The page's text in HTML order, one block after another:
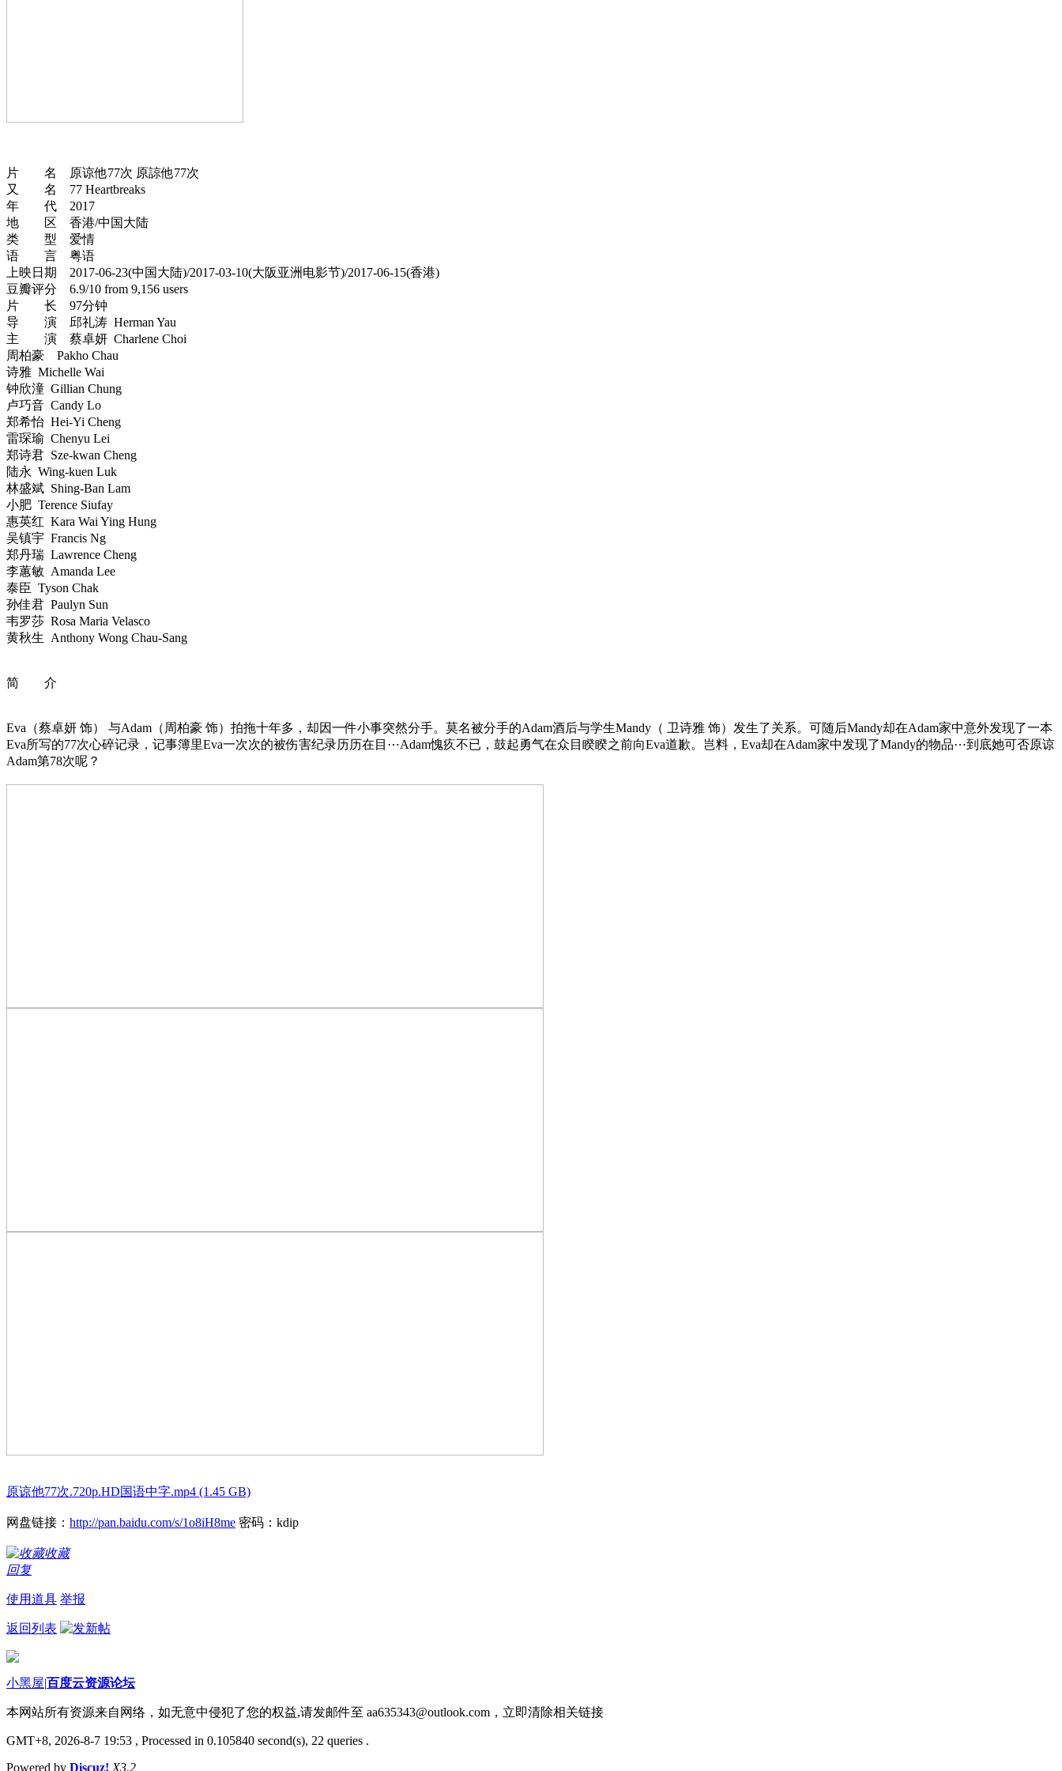
片 名 原谅他77次 原諒他77次
又 名 77 Heartbreaks
年 代 2017
地 区 香港/中国大陆
类 型 爱情
语 言 粤语
上映日期 2017-06-23(中国大陆)/2017-03-10(大阪亚洲电影节)/2017-06-15(香港)
豆瓣评分 6.9/10 from 9,156 users
片 长 97分钟
导 演 邱礼涛 Herman Yau
主 演 蔡卓妍 Charlene Choi
周柏豪 Pakho Chau
诗雅 Michelle Wai
钟欣潼 Gillian Chung
卢巧音 Candy Lo
郑希怡 Hei-Yi Cheng
雷琛瑜 Chenyu Lei
郑诗君 Sze-kwan Cheng
陆永 Wing-kuen Luk
林盛斌 Shing-Ban Lam
小肥 Terence Siufay
惠英红 Kara Wai Ying Hung
吴镇宇 Francis Ng
郑丹瑞 Lawrence Cheng
李蕙敏 Amanda Lee
泰臣 Tyson Chak
孙佳君 Paulyn Sun
韦罗莎 Rosa Maria Velasco
黄秋生 Anthony Wong Chau-Sang
简 介
Eva（蔡卓妍 饰） 与Adam（周柏豪 饰）拍拖十年多，却因一件小事突然分手。莫名被分手的Adam酒后与学生Mandy（ 卫诗雅 饰）发生了关系。可随后Mandy却在Adam家中意外发现了一本
Eva所写的77次心碎记录，记事簿里Eva一次次的被伤害纪录历历在目⋯Adam愧疚不已，鼓起勇气在众目睽睽之前向Eva道歉。岂料，Eva却在Adam家中发现了Mandy的物品⋯到底她可否原谅
Adam第78次呢？
原谅他77次.720p.HD国语中字.mp4 (1.45 GB)
网盘链接： http://pan.baidu.com/s/1o8iH8me 密码：kdip
收藏
回复
使用道具 举报
返回列表
小黑屋|百度云资源论坛
本网站所有资源来自网络，如无意中侵犯了您的权益,请发邮件至 aa635343@outlook.com ，立即清除相关链接
GMT+8, 2026-8-7 19:53 , Processed in 0.105840 second(s), 22 queries .
Powered by Discuz! X3.2